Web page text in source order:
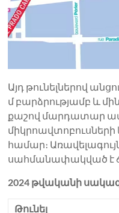
Այդ թունելներով
մ բարձրությամբ և
քաշով մարդատար
միկրոավտոբուսների
համար։
սահմանափակված է
2024 թվականի
Թունել